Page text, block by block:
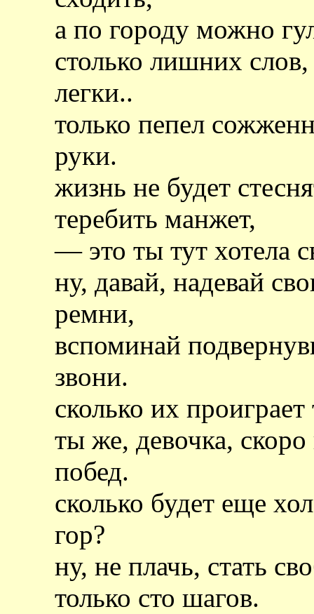
а по городу можно
столько лишних
легки..
только пепел
руки.
жизнь не будет
теребить манжет,
— это ты тут хотела
ну, давай, надевай
ремни,
вспоминай
звони.
сколько их
ты же, девочка,
побед.
сколько будет еще
гор?
ну, не плачь, стать
только сто шагов.